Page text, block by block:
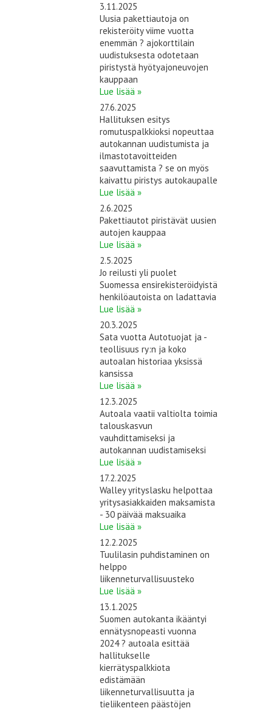
3.11.2025
Uusia pakettiautoja on
rekisteröity viime vuotta
enemmän ? ajokorttilain
uudistuksesta odotetaan
piristystä hyötyajoneuvojen
kauppaan
Lue lisää »
27.6.2025
Hallituksen esitys
romutuspalkkioksi nopeuttaa
autokannan uudistumista ja
ilmastotavoitteiden
saavuttamista ? se on myös
kaivattu piristys autokaupalle
Lue lisää »
2.6.2025
Pakettiautot piristävät uusien
autojen kauppaa
Lue lisää »
2.5.2025
Jo reilusti yli puolet
Suomessa ensirekisteröidyistä
henkilöautoista on ladattavia
Lue lisää »
20.3.2025
Sata vuotta Autotuojat ja -
teollisuus ry:n ja koko
autoalan historiaa yksissä
kansissa
Lue lisää »
12.3.2025
Autoala vaatii valtiolta toimia
talouskasvun
vauhdittamiseksi ja
autokannan uudistamiseksi
Lue lisää »
17.2.2025
Walley yrityslasku helpottaa
yritysasiakkaiden maksamista
- 30 päivää maksuaika
Lue lisää »
12.2.2025
Tuulilasin puhdistaminen on
helppo
liikenneturvallisuusteko
Lue lisää »
13.1.2025
Suomen autokanta ikääntyi
ennätysnopeasti vuonna
2024 ? autoala esittää
hallitukselle
kierrätyspalkkiota
edistämään
liikenneturvallisuutta ja
tieliikenteen päästöjen